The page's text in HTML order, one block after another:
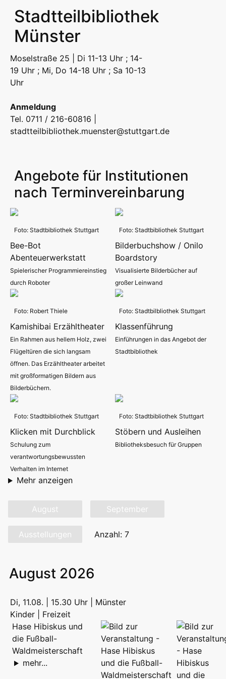
Stadtteilbibliothek
Münster
Moselstraße 25 | Di 11-13 Uhr ; 14-
19 Uhr ; Mi, Do 14-18 Uhr ; Sa 10-13
Uhr
Anmeldung
Tel. 0711 / 216-60816 |
stadtteilbibliothek.muenster@stuttgart.de
Angebote für Institutionen
nach Terminvereinbarung
Foto: Stadtbibliothek Stuttgart
Bee-Bot
Abenteuerwerkstatt
Spielerischer Programmiereinstieg
durch Roboter
Foto: Stadtbibliothek Stuttgart
Bilderbuchshow / Onilo
Boardstory
Visualisierte Bilderbücher auf
großer Leinwand
Foto: Robert Thiele
Kamishibai Erzähltheater
Ein Rahmen aus hellem Holz, zwei
Flügeltüren die sich langsam
öffnen. Das Erzähltheater arbeitet
mit großformatigen Bildern aus
Bilderbüchern.
Foto: Stadtbilbliothek Stuttgart
Klassenführung
Einführungen in das Angebot der
Stadtbibliothek
Foto: Stadtbibliothek Stuttgart
Klicken mit Durchblick
Schulung zum
verantwortungsbewussten
Verhalten im Internet
Foto: Stadtbibliothek Stuttgart
Stöbern und Ausleihen
Bibliotheksbesuch für Gruppen
Mehr anzeigen
August September
Ausstellungen Anzahl: 7
August 2026
Di, 11.08. | 15.30 Uhr | Münster
Kinder | Freizeit
Hase Hibiskus und
die Fußball-
Waldmeisterschaft
mehr...